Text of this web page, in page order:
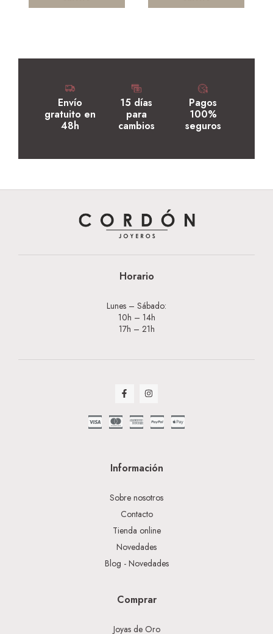
Envío
gratuito en
48h
15 días
para
cambios
Pagos
100%
seguros
Horario
Lunes – Sábado:
10h – 14h
17h – 21h
Información
Sobre nosotros
Contacto
Tienda online
Novedades
Blog - Novedades
Comprar
Joyas de Oro